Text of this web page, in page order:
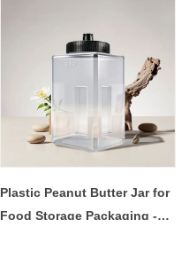
Plastic Peanut Butter Jar for
Food Storage Packaging -